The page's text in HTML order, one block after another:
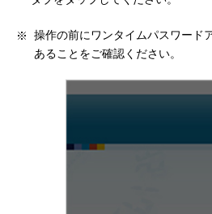
操作の前にワンタイムパスワード
あることをご確認ください。